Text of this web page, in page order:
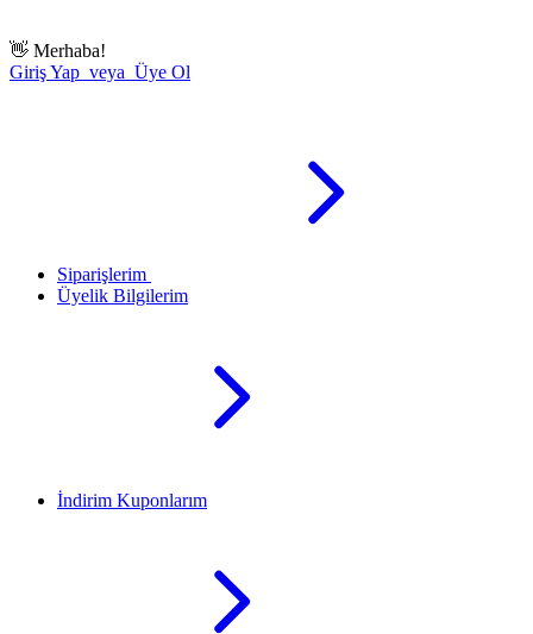
👋 Merhaba!
Giriş Yap veya Üye Ol
Siparişlerim
Üyelik Bilgilerim
İndirim Kuponlarım